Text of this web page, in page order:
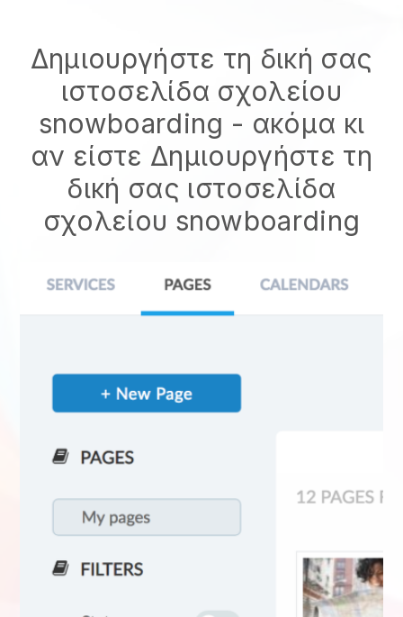
Δημιουργήστε τη δική σας
ιστοσελίδα σχολείου
snowboarding - ακόμα κι
αν είστε Δημιουργήστε τη
δική σας ιστοσελίδα
σχολείου snowboarding